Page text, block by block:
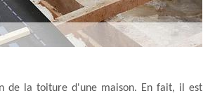
de la toiture d'une maison. En fait, il est